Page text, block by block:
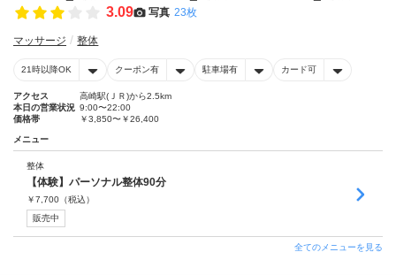
3.09 写真 23枚
マッサージ 整体
21時以降OK クーポン有 駐車場有 カード可
アクセス
高崎駅(ＪＲ)から2.5km
本日の営業状況 9:00〜22:00
価格帯
￥3,850〜￥26,400
メニュー
整体
【体験】パーソナル整体90分
￥7,700 （税込）
販売中
全てのメニューを見る